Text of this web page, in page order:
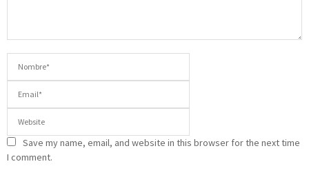
Save my name, email, and website in this browser for the next time
I comment.